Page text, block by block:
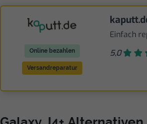
Online bezahlen
Versandreparatur
Einfach
5,0